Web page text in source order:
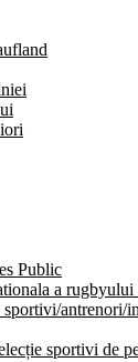
Public
a rugbyului
antrenori/
sportivi de